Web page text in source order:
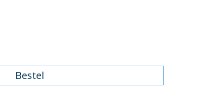
Bestel